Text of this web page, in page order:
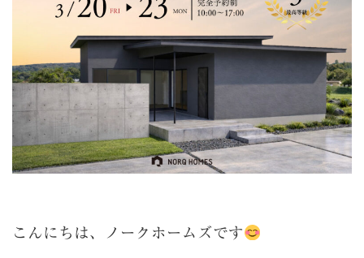
こんにちは、ノークホームズです